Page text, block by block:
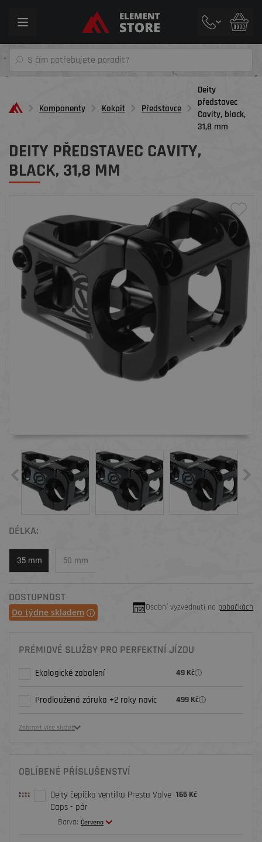
Toggle
Komponenty Kokpit Představce
Deity
představec
Cavity, black,
31,8 mm
DEITY PŘEDSTAVEC CAVITY,
BLACK, 31,8 MM
DÉLKA:
35 mm 50 mm
DOSTUPNOST
Do týdne skladem Osobní vyzvednutí na pobočkách
PRÉMIOVÉ SLUŽBY PRO PERFEKTNÍ JÍZDU
Ekologické zabalení 49 Kč
Prodloužená záruka +2 roky navíc 499 Kč
Zobrazit více služeb
OBLÍBENÉ PŘÍSLUŠENSTVÍ
Deity čepička ventilku Presta Valve
Caps - pár
Barva: Červená
165 Kč